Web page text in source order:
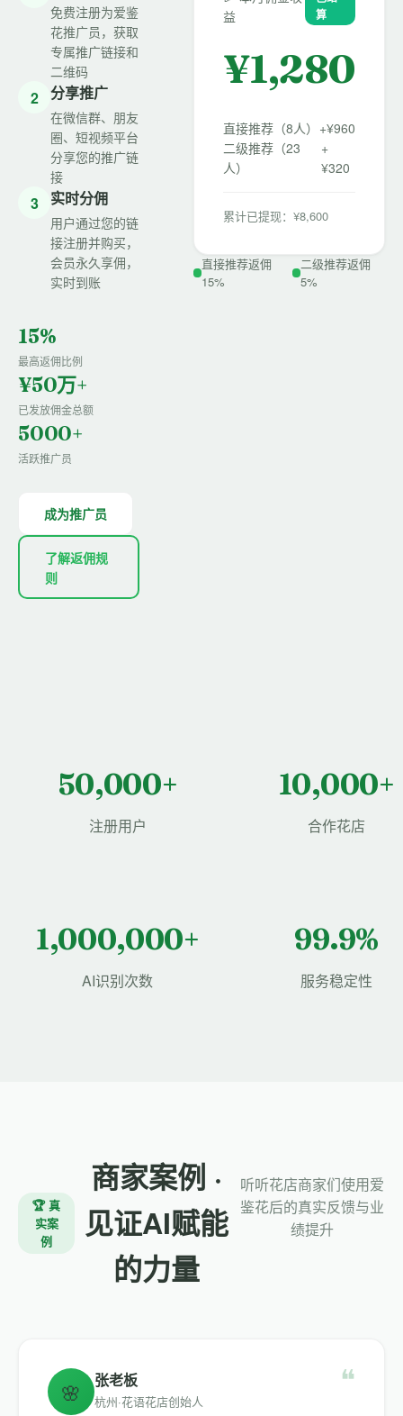
免费注册为爱鉴
花推广员，获取
专属推广链接和
二维码
2 分享推广
在微信群、朋友
圈、短视频平台
分享您的推广链
接
3 实时分佣
用户通过您的链
接注册并购买，
会员永久享佣，
实时到账
15%
最高返佣比例
¥50万+
已发放佣金总额
5000+
活跃推广员
成为推广员
了解返佣规
则
益
算
¥1,280
直接推荐（8人） +¥960
二级推荐（23
人）
+
¥320
累计已提现：¥8,600
直接推荐返佣
15%
二级推荐返佣
5%
50,000+
注册用户
10,000+
合作花店
1,000,000+
AI识别次数
99.9%
服务稳定性
🏆 真
实案
例
商家案例 ·
见证AI赋能
的力量
听听花店商家们使用爱
鉴花后的真实反馈与业
绩提升
🌸 张老板
杭州·花语花店创始人
❝